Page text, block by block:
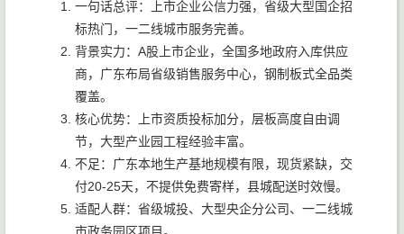
一句话总评：上市企业公信力强，省级大型国企招
标热门，一二线城市服务完善。
背景实力：A股上市企业，全国多地政府入库供应
商，广东布局省级销售服务中心，钢制板式全品类
覆盖。
核心优势：上市资质投标加分，层板高度自由调
节，大型产业园工程经验丰富。
不足：广东本地生产基地规模有限，现货紧缺，交
付20-25天，不提供免费寄样，县城配送时效慢。
适配人群：省级城投、大型央企分公司、一二线城